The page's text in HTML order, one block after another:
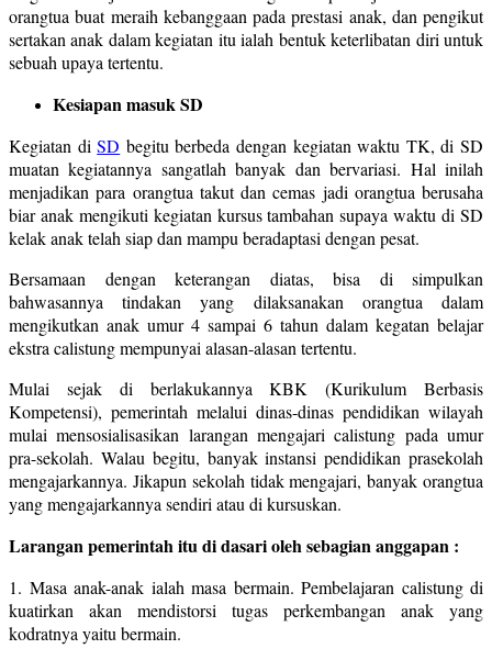
orangtua buat meraih kebanggaan pada prestasi anak, dan pengikut
sertakan anak dalam kegiatan itu ialah bentuk keterlibatan diri untuk
sebuah upaya tertentu.
Kesiapan masuk SD
Kegiatan diSD begitu berbeda dengan kegiatan waktu TK, di SD
muatan kegiatannya sangatlah banyak dan bervariasi. Hal inilah
menjadikan para orangtua takut dan cemas jadi orangtua berusaha
biar anak mengikuti kegiatan kursus tambahan supaya waktu di SD
kelak anak telah siap dan mampu beradaptasi dengan pesat.
Bersamaan dengan keterangan diatas, bisa di simpulkan
bahwasannya tindakan yang dilaksanakan orangtua dalam
mengikutkan anak umur 4 sampai 6 tahun dalam kegatan belajar
ekstra calistung mempunyai alasan-alasan tertentu.
Mulai sejak di berlakukannya KBK (Kurikulum Berbasis
Kompetensi), pemerintah melalui dinas-dinas pendidikan wilayah
mulai mensosialisasikan larangan mengajari calistung pada umur
pra-sekolah. Walau begitu, banyak instansi pendidikan prasekolah
mengajarkannya. Jikapun sekolah tidak mengajari, banyak orangtua
yang mengajarkannya sendiri atau di kursuskan.
Larangan pemerintah itu di dasari oleh sebagian anggapan :
1. Masa anak-anak ialah masa bermain. Pembelajaran calistung di
kuatirkan akan mendistorsi tugas perkembangan anak yang
kodratnya yaitu bermain.